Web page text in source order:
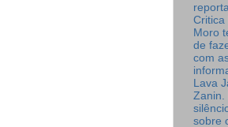
Critica
Moro
de
com
Lava
Zanin.
sobre